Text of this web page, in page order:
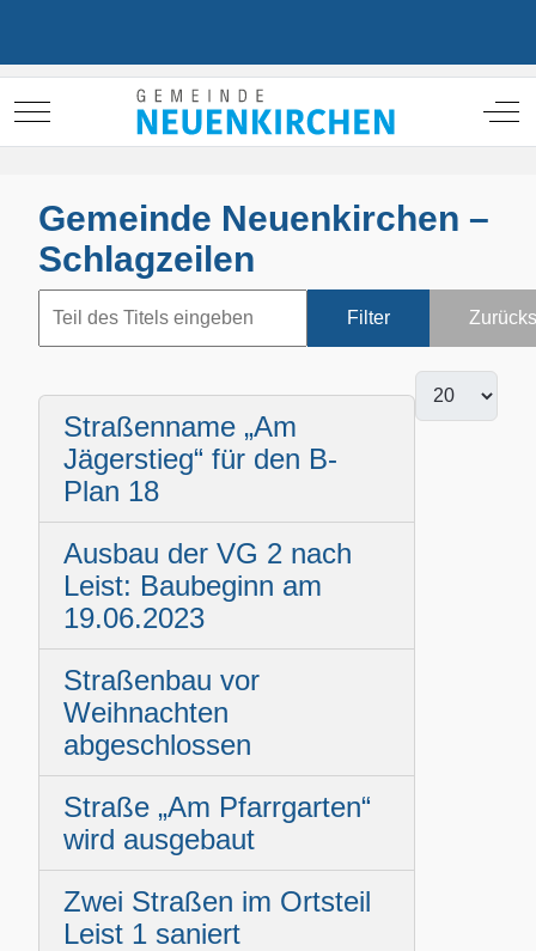
Mobile Menu Toggle Off-
Gemeinde Neuenkirchen –
Schlagzeilen
Filter
Straßenname „Am
Jägerstieg“ für den B-
Plan 18
Ausbau der VG 2 nach
Leist: Baubeginn am
19.06.2023
Straßenbau vor
Weihnachten
abgeschlossen
Straße „Am Pfarrgarten“
wird ausgebaut
Zwei Straßen im Ortsteil
Leist 1 saniert